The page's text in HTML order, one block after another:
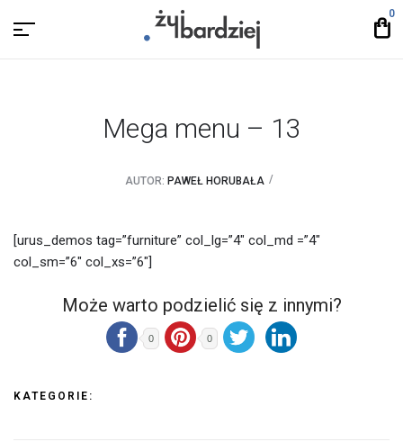
0
Mega menu – 13
AUTOR: PAWEŁ HORUBAŁA
[urus_demos tag=”furniture” col_lg=”4″ col_md =”4″
col_sm=”6″ col_xs=”6″]
Może warto podzielić się z innymi?
0 0
KATEGORIE: